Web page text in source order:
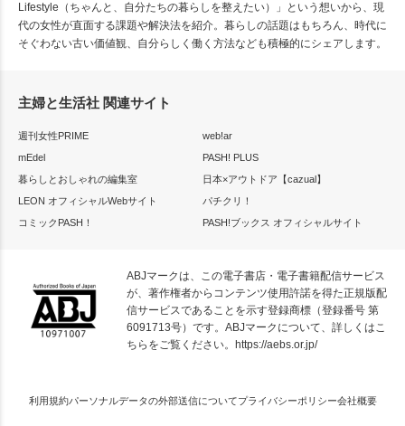
Lifestyle（ちゃんと、自分たちの暮らしを整えたい）」という想いから、現
代の女性が直面する課題や解決法を紹介。暮らしの話題はもちろん、時代に
そぐわない古い価値観、自分らしく働く方法なども積極的にシェアします。
主婦と生活社 関連サイト
週刊女性PRIME
web!ar
mEdel
PASH! PLUS
暮らしとおしゃれの編集室
日本×アウトドア【cazual】
LEON オフィシャルWebサイト
パチクリ！
コミックPASH！
PASH!ブックス オフィシャルサイト
ABJマークは、この電子書店・電子書籍配信サービス
が、著作権者からコンテンツ使用許諾を得た正規版配
信サービスであることを示す登録商標（登録番号 第
6091713号）です。ABJマークについて、詳しくはこ
ちらをご覧ください。
https://aebs.or.jp/
利用規約パーソナルデータの外部送信についてプライバシーポリシー会社概要